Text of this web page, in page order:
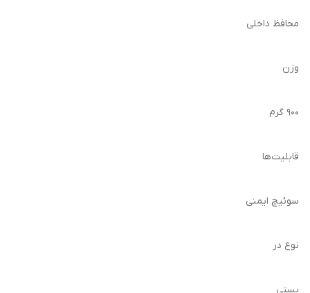
محافظ داخلی
وزن
۹۰۰ گرم
قابلیت‌ها
سوئیچ ایمنی
نوع در
بستی